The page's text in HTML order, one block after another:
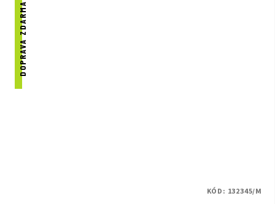
DOPRAVA ZDARMA
KÓD: 132345/M